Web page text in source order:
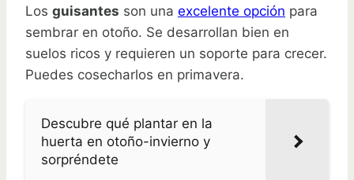
Los guisantes son una excelente opción para
sembrar en otoño. Se desarrollan bien en
suelos ricos y requieren un soporte para crecer.
Puedes cosecharlos en primavera.
Descubre qué plantar en la
huerta en otoño-invierno y
sorpréndete